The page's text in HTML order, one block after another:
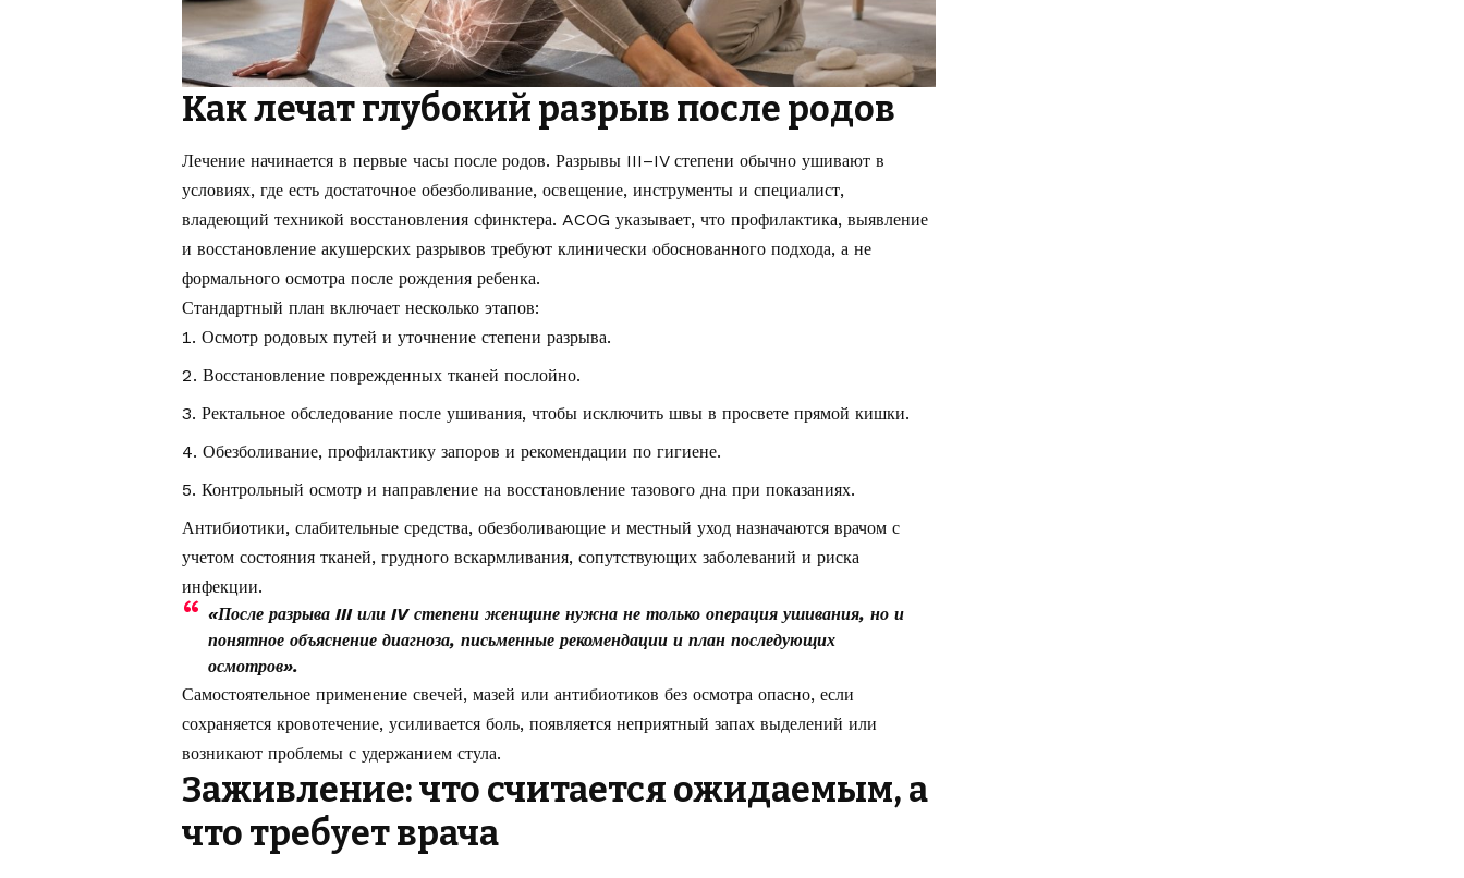
Как лечат глубокий разрыв после родов
Лечение начинается в первые часы после родов. Разрывы III–IV степени обычно ушивают в
условиях, где есть достаточное обезболивание, освещение, инструменты и специалист,
владеющий техникой восстановления сфинктера. ACOG указывает, что профилактика, выявление
и восстановление акушерских разрывов требуют клинически обоснованного подхода, а не
формального осмотра после рождения ребенка.
Стандартный план включает несколько этапов:
Осмотр родовых путей и уточнение степени разрыва.
Восстановление поврежденных тканей послойно.
Ректальное обследование после ушивания, чтобы исключить швы в просвете прямой кишки.
Обезболивание, профилактику запоров и рекомендации по гигиене.
Контрольный осмотр и направление на восстановление тазового дна при показаниях.
Антибиотики, слабительные средства, обезболивающие и местный уход назначаются врачом с
учетом состояния тканей, грудного вскармливания, сопутствующих заболеваний и риска
инфекции.
«После разрыва III или IV степени женщине нужна не только операция ушивания, но и
понятное объяснение диагноза, письменные рекомендации и план последующих
осмотров».
Самостоятельное применение свечей, мазей или антибиотиков без осмотра опасно, если
сохраняется кровотечение, усиливается боль, появляется неприятный запах выделений или
возникают проблемы с удержанием стула.
Заживление: что считается ожидаемым, а
что требует врача